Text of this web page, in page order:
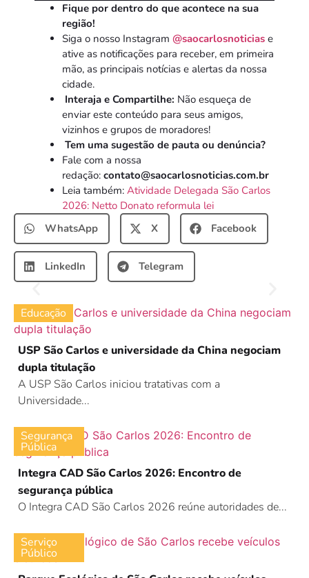
Fique por dentro do que acontece na sua
região!
Siga o nosso Instagram @saocarlosnoticias e
ative as notificações para receber, em primeira
mão, as principais notícias e alertas da nossa
cidade.
Interaja e Compartilhe: Não esqueça de
enviar este conteúdo para seus amigos,
vizinhos e grupos de moradores!
Tem uma sugestão de pauta ou denúncia?
Fale com a nossa
redação: contato@saocarlosnoticias.com.br
Leia também: Atividade Delegada São Carlos
2026: Netto Donato reformula lei
WhatsApp
X Facebook
LinkedIn Telegram
Educação
USP São Carlos e universidade da China negociam
dupla titulação
A USP São Carlos iniciou tratativas com a
Universidade...
Segurança
Pública
Integra CAD São Carlos 2026: Encontro de
segurança pública
O Integra CAD São Carlos 2026 reúne autoridades de...
Serviço
Público